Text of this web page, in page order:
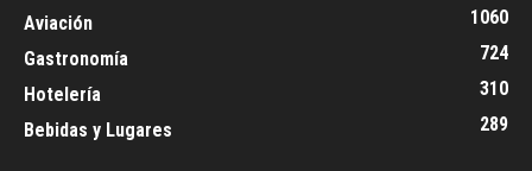
Aviación
1060
Gastronomía
724
Hotelería
310
Bebidas y Lugares
289